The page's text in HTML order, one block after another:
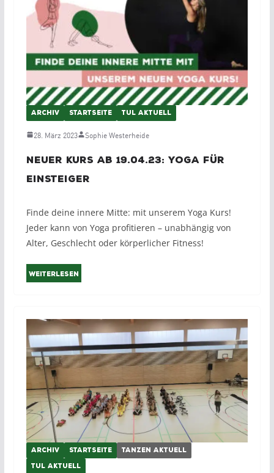
ARCHIV STARTSEITE TUL AKTUELL
28. März 2023 Sophie Westerheide
Neuer Kurs ab 19.04.23: Yoga für
Einsteiger
Finde deine innere Mitte: mit unserem Yoga Kurs!
Jeder kann von Yoga profitieren – unabhängig von
Alter, Geschlecht oder körperlicher Fitness!
Weiterlesen
ARCHIV STARTSEITE TANZEN AKTUELL
TUL AKTUELL